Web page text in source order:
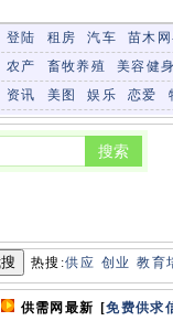
登陆 租房 汽车 苗木
农产 畜牧养殖 美容健身
资讯 美图 娱乐 恋爱
热搜:供应 创业 教育
供需网最新 [免费供求